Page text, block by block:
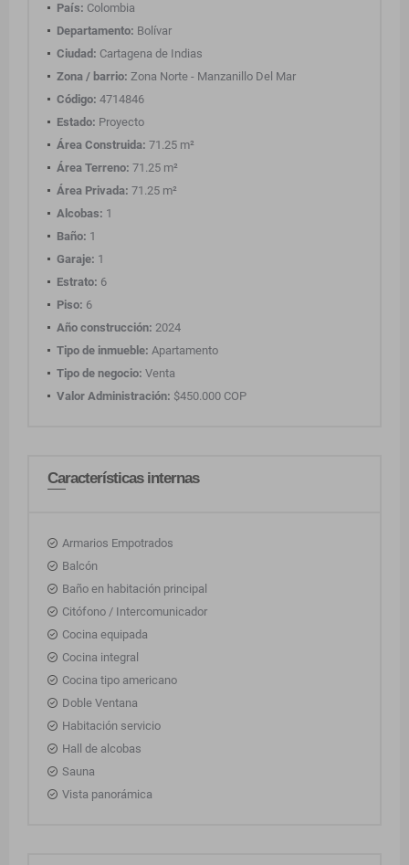
País: Colombia
Departamento: Bolívar
Ciudad: Cartagena de Indias
Zona / barrio: Zona Norte - Manzanillo Del Mar
Código: 4714846
Estado: Proyecto
Área Construida: 71.25 m²
Área Terreno: 71.25 m²
Área Privada: 71.25 m²
Alcobas: 1
Baño: 1
Garaje: 1
Estrato: 6
Piso: 6
Año construcción: 2024
Tipo de inmueble: Apartamento
Tipo de negocio: Venta
Valor Administración: $450.000 COP
Características internas
Armarios Empotrados
Balcón
Baño en habitación principal
Citófono / Intercomunicador
Cocina equipada
Cocina integral
Cocina tipo americano
Doble Ventana
Habitación servicio
Hall de alcobas
Sauna
Vista panorámica